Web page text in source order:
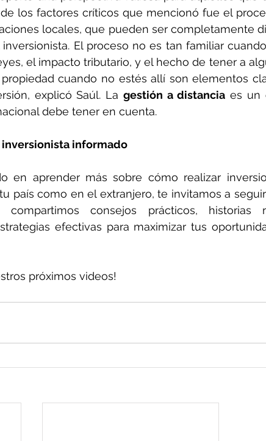
los factores críticos que mencionó fue el
locales, que pueden ser completamente
El proceso no es tan familiar
el impacto tributario, y el hecho de tener a
cuando no estés allí son elementos
explicó Saúl. La gestión a distancia es un
debe tener en cuenta.
informado
en aprender más sobre cómo realizar
consejos prácticos, historias
efectivas para maximizar tus
próximos videos!